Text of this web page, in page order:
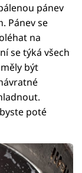
pánev
Pánev se
na
se týká všech
být
poté